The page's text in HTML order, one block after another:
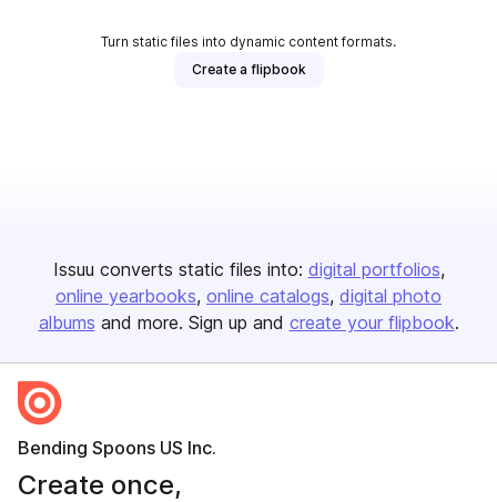
Turn static files into dynamic content formats.
Create a flipbook
Issuu converts static files into: digital portfolios
online yearbooks online catalogs digital photo
albums and more. Sign up and create your flipbook.
Bending Spoons US Inc.
Create once,